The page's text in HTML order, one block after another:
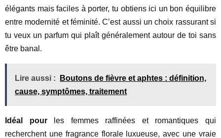
élégants mais faciles à porter, tu obtiens ici un bon équilibre
entre modernité et féminité. C’est aussi un choix rassurant si
tu veux un parfum qui plaît généralement autour de toi sans
être banal.
Lire aussi :
Boutons de fièvre et aphtes : définition,
cause, symptômes, traitement
Idéal pourles femmes raffinées et romantiques qui
recherchent une fragrance florale luxueuse, avec une vraie